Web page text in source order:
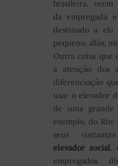
brasileira,
da empregada
destinado a
pequeno, aliás,
Outra coisa que
a atenção dos
diferenciação
usar o elevador
de uma
exemplo, do Rio:
seus
elevador social
empregados